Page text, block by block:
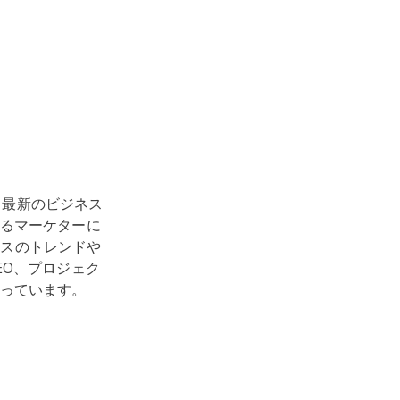
新のビジネス
マーケターに
のトレンドや
、プロジェク
ています。